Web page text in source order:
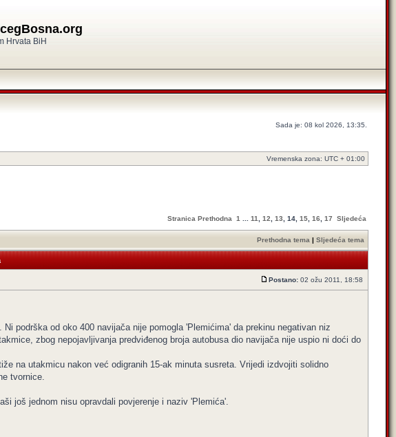
Hrvata BiH
Sada je: 08 kol 2026, 13:35.
Vremenska zona: UTC + 01:00
Stranica Prethodna 1 11 12 13 14 15 16 17 Sljedeća
Prethodna tema | Sljedeća tema
Postano: 02 ožu 2011, 18:58
podrška od oko 400 navijača nije pomogla 'Plemićima' da prekinu negativan niz
zbog nepojavljivanja predviđenog broja autobusa dio navijača nije uspio ni doći do
na utakmicu nakon već odigranih 15-ak minuta susreta. Vrijedi izdvojiti solidno
tvornice.
još jednom nisu opravdali povjerenje i naziv 'Plemića'.